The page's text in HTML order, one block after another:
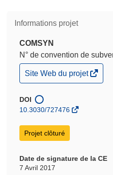
Informations projet
COMSYN
N° de convention de
(s’ouvre
dans
nouvelle
fenêtre)
Site Web du projet
DOI
10.3030/727476
Projet clôturé
Date de signature de la CE
7 Avril 2017